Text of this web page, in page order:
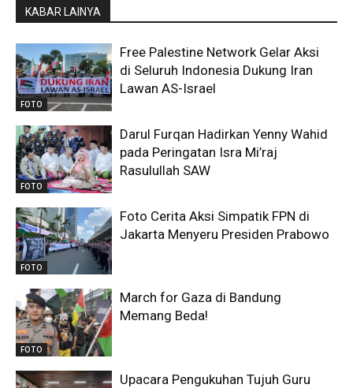
KABAR LAINYA
FOTO
Free Palestine Network Gelar Aksi
di Seluruh Indonesia Dukung Iran
Lawan AS-Israel
FOTO
Darul Furqan Hadirkan Yenny Wahid
pada Peringatan Isra Mi’raj
Rasulullah SAW
FOTO
Foto Cerita Aksi Simpatik FPN di
Jakarta Menyeru Presiden Prabowo
FOTO
March for Gaza di Bandung
Memang Beda!
Upacara Pengukuhan Tujuh Guru